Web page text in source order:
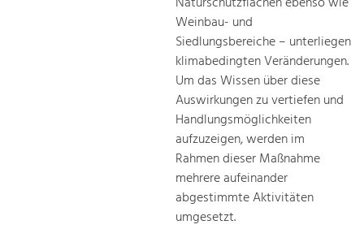
Weinbau- und
Siedlungsbereiche – unterliegen
klimabedingten Veränderungen.
Um das Wissen über diese
Auswirkungen zu vertiefen und
Handlungsmöglichkeiten
aufzuzeigen, werden im
Rahmen dieser Maßnahme
mehrere aufeinander
abgestimmte Aktivitäten
umgesetzt.